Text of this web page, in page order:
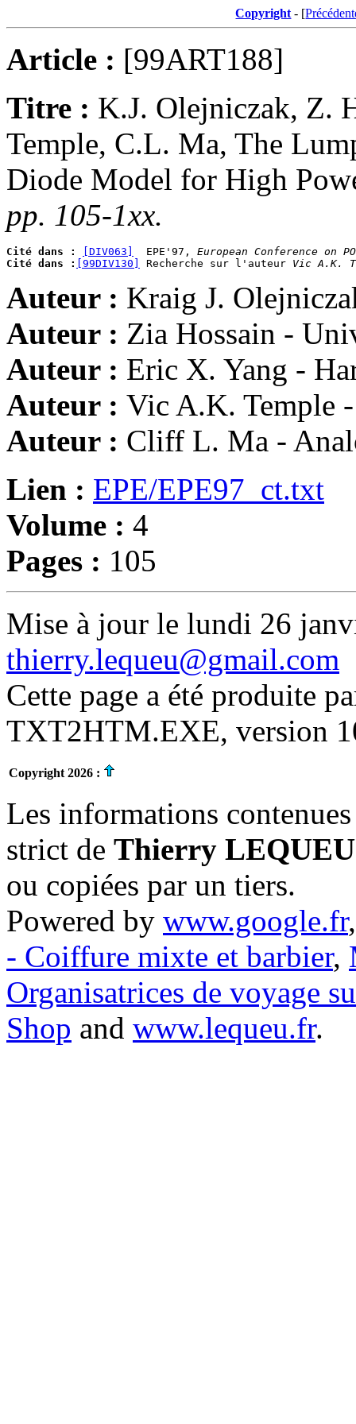
Copyright - [
Article : [99ART188]
Titre : K.J. Olejniczak, Z.
Temple, C.L. Ma, The
Diode Model for High
pp. 105-1xx.
Cité dans : [DIV063]
  EPE'97,
European Conference on
Cité dans :
[99DIV130] Recherche sur l'auteur Vic A.K.
Auteur : Kraig J.
Auteur : Zia Hossain -
Auteur : Eric X. Yang -
Auteur : Vic A.K. Temple
Auteur : Cliff L. Ma -
Lien : EPE/EPE97_ct.txt
Volume : 4
Pages : 105
Mise à jour le lundi 26
thierry.lequeu@gmail.com
Cette page a été produite
TXT2HTM.EXE, version
Copyright 2026 :
Les informations
strict de Thierry LEQUEU
ou copiées par un tiers.
Powered by www.google.fr
- Coiffure mixte et barbier,
Organisatrices de voyage
Shop and www.lequeu.fr.